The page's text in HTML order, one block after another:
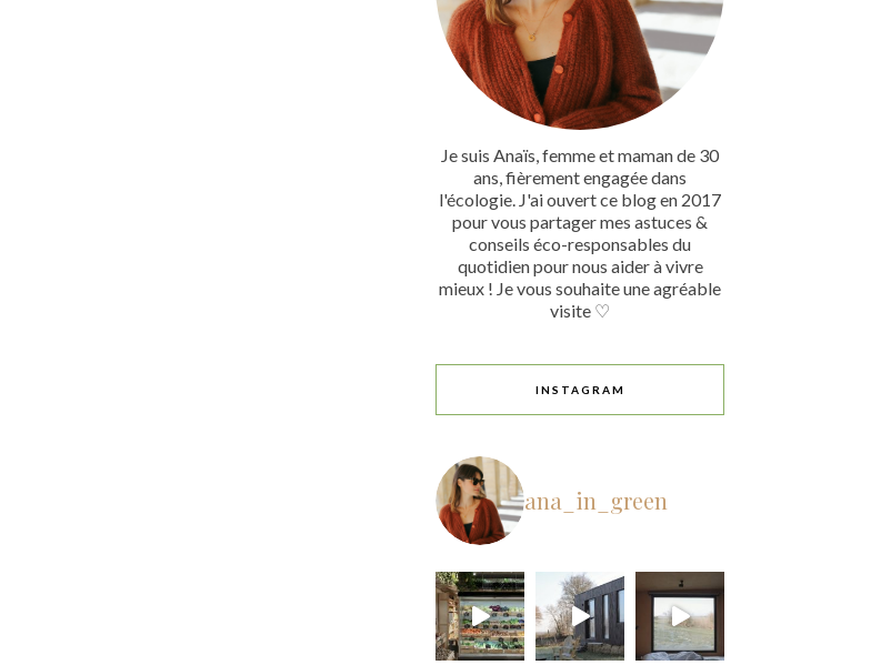
Je suis Anaïs, femme et maman de 30
ans, fièrement engagée dans
l'écologie. J'ai ouvert ce blog en 2017
pour vous partager mes astuces &
conseils éco-responsables du
quotidien pour nous aider à vivre
mieux ! Je vous souhaite une agréable
visite ♡
INSTAGRAM
ana_in_green